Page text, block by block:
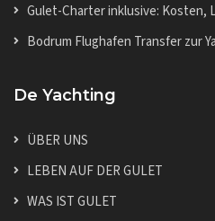
Gulet-Charter inklusive: Kosten,
Bodrum Flughafen Transfer zur
De Yachting
ÜBER UNS
LEBEN AUF DER GULET
WAS IST GULET